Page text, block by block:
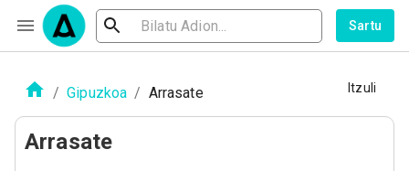
Sartu
/ Gipuzkoa / Arrasate Itzuli
Arrasate